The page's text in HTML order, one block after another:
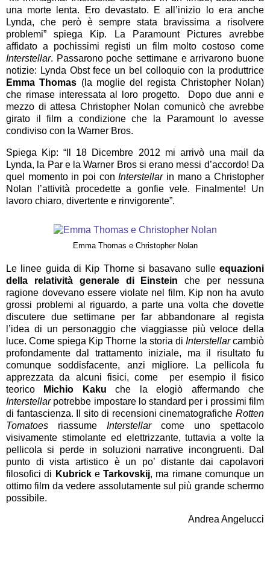
una morte lenta. Ero devastato. E all’inizio lo era anche
Lynda, che però è sempre stata bravissima a risolvere
problemi” spiega Kip. La Paramount Pictures avrebbe
affidato a pochissimi registi un film molto costoso come
Interstellar. Passarono poche settimane e arrivarono buone
notizie: Lynda Obst fece un bel colloquio con la produttrice
Emma Thomas (la moglie del regista Christopher Nolan)
che rimase interessata al loro progetto. Dopo due anni e
mezzo di attesa Christopher Nolan comunicò che avrebbe
girato il film a condizione che la Paramount lo avesse
condiviso con la Warner Bros.
Spiega Kip: “Il 18 Dicembre 2012 mi arrivò una mail da
Lynda, la Par e la Warner Bros si erano messi d’accordo! Da
quel momento in poi conInterstellarin mano a Christopher
Nolan l’attività procedette a gonfie vele. Finalmente! Un
lavoro chiaro, divertente e rinvigorente”.
Emma Thomas e Christopher Nolan
Le linee guida di Kip Thorne si basavano sulle equazioni
della relatività generale di Einsteinche per nessuna
ragione dovevano essere violate nel film. Kip non ha avuto
grossi problemi al riguardo, a parte una volta che dovette
discutere due settimane per far abbandonare al regista
l’idea di un personaggio che viaggiasse più veloce della
luce. Come spiega Kip Thorne la storia di Interstellarcambiò
profondamente dal trattamento iniziale, ma il risultato fu
comunque soddisfacente, anzi migliore. La pellicola fu
apprezzata da alcuni fisici, come per esempio il fisico
teorico
Michio Kaku che la elogiò affermando che
Interstellarpotrebbe impostare lo standard per i prossimi film
di fantascienza. Il sito di recensioni cinematografiche Rotten
Tomatoes riassume Interstellarcome uno spettacolo
visivamente stimolante ed elettrizzante, tuttavia a volte la
pellicola si perde in soluzioni narrative incongruenti. Dal
punto di vista artistico è un po’ distante dai capolavori
filosofici di Kubricke Tarkovskij, ma rimane comunque un
ottimo film da vedere assolutamente sul più grande schermo
possibile.
Andrea Angelucci